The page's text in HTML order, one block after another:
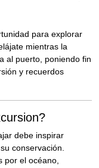
para explorar
mientras la
al puerto, poniendo fin
y recuerdos
debe inspirar
conservación.
por el océano,